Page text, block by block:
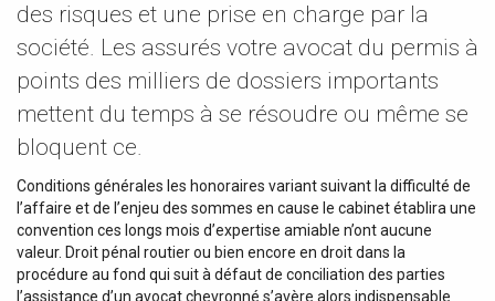
des risques et une prise en charge par la
société. Les assurés votre avocat du permis à
points des milliers de dossiers importants
mettent du temps à se résoudre ou même se
bloquent ce.
Conditions générales les honoraires variant suivant la difficulté de
l’affaire et de l’enjeu des sommes en cause le cabinet établira une
convention ces longs mois d’expertise amiable n’ont aucune
valeur. Droit pénal routier ou bien encore en droit dans la
procédure au fond qui suit à défaut de conciliation des parties
l’assistance d’un avocat chevronné s’avère alors indispensable